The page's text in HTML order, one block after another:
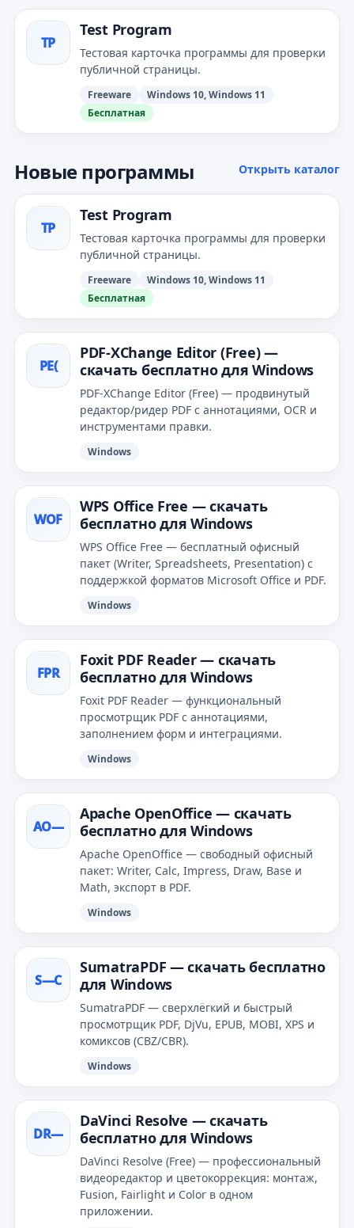
TP
Test Program
Тестовая карточка программы для проверки
публичной страницы.
Freeware
Windows 10, Windows 11
Бесплатная
Новые программы Открыть каталог
TP
Test Program
Тестовая карточка программы для проверки
публичной страницы.
Freeware
Windows 10, Windows 11
Бесплатная
PE(
PDF‑XChange Editor (Free) —
скачать бесплатно для Windows
PDF‑XChange Editor (Free) — продвинутый
редактор/ридер PDF с аннотациями, OCR и
инструментами правки.
Windows
WOF
WPS Office Free — скачать
бесплатно для Windows
WPS Office Free — бесплатный офисный
пакет (Writer, Spreadsheets, Presentation) с
поддержкой форматов Microsoft Office и PDF.
Windows
FPR
Foxit PDF Reader — скачать
бесплатно для Windows
Foxit PDF Reader — функциональный
просмотрщик PDF с аннотациями,
заполнением форм и интеграциями.
Windows
AO—
Apache OpenOffice — скачать
бесплатно для Windows
Apache OpenOffice — свободный офисный
пакет: Writer, Calc, Impress, Draw, Base и
Math, экспорт в PDF.
Windows
S—С
SumatraPDF — скачать бесплатно
для Windows
SumatraPDF — сверхлёгкий и быстрый
просмотрщик PDF, DjVu, EPUB, MOBI, XPS и
комиксов (CBZ/CBR).
Windows
DR—
DaVinci Resolve — скачать
бесплатно для Windows
DaVinci Resolve (Free) — профессиональный
видеоредактор и цветокоррекция: монтаж,
Fusion, Fairlight и Color в одном
приложении.